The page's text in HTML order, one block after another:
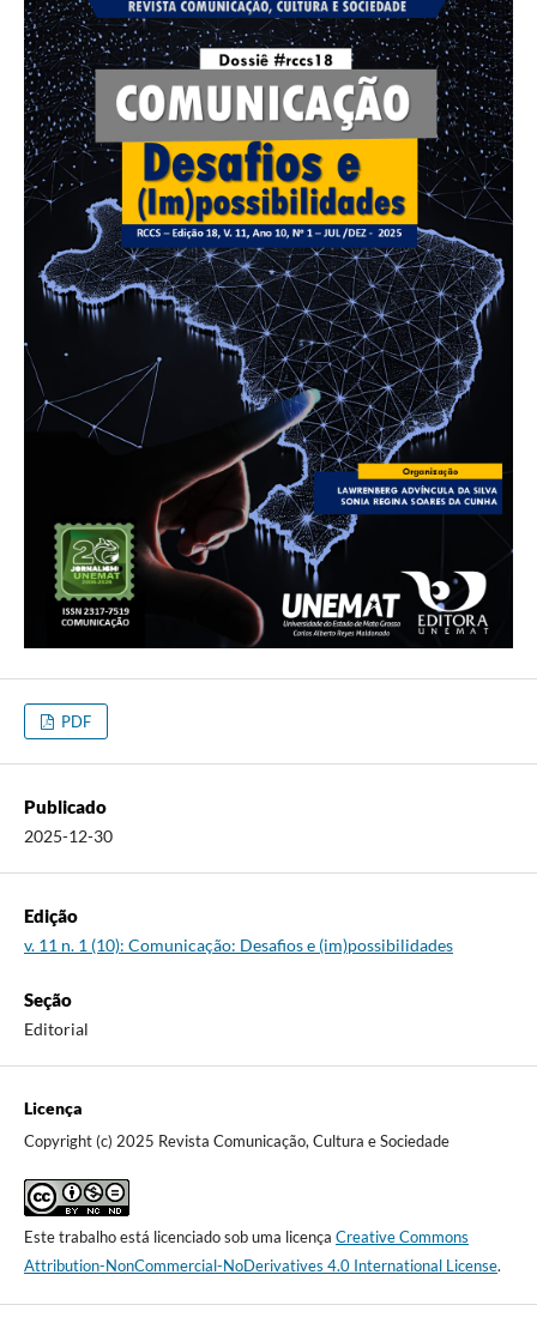
PDF
Publicado
2025-12-30
Edição
v. 11 n. 1 (10): Comunicação: Desafios e (im)possibilidades
Seção
Editorial
Licença
Copyright (c) 2025 Revista Comunicação, Cultura e Sociedade
Este trabalho está licenciado sob uma licença Creative Commons
Attribution-NonCommercial-NoDerivatives 4.0 International License.